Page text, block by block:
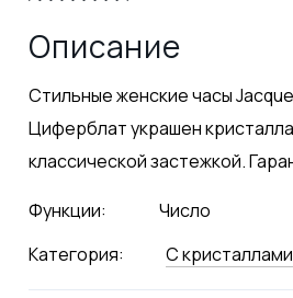
Описание
Стильные женские часы
Циферблат украшен
классической застежкой.
Функции:
Число
Категория:
С кристаллами